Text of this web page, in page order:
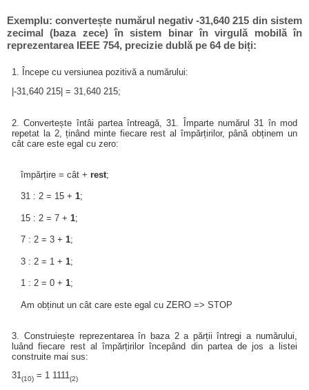
Exemplu: convertește numărul negativ -31,640 215 din sistem
zecimal (baza zece) în sistem binar în virgulă mobilă în
reprezentarea IEEE 754, precizie dublă pe 64 de biți:
1. Începe cu versiunea pozitivă a numărului:
|-31,640 215| = 31,640 215;
2. Convertește întâi partea întreagă, 31. Împarte numărul 31 în mod
repetat la 2, ținând minte fiecare rest al împărțirilor, până obținem un
cât care este egal cu zero:
împărțire = cât + rest;
31 : 2 = 15 + 1;
15 : 2 = 7 + 1;
7 : 2 = 3 + 1;
3 : 2 = 1 + 1;
1 : 2 = 0 + 1;
Am obținut un cât care este egal cu ZERO => STOP
3. Construiește reprezentarea în baza 2 a părții întregi a numărului,
luând fiecare rest al împărțirilor începând din partea de jos a listei
construite mai sus:
31(10) = 1 1111(2)